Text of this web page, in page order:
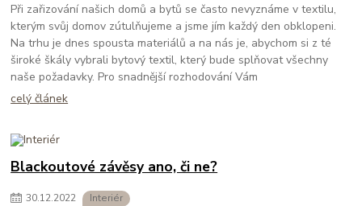
Při zařizování našich domů a bytů se často nevyznáme v textilu,
kterým svůj domov zútulňujeme a jsme jím každý den obklopeni.
Na trhu je dnes spousta materiálů a na nás je, abychom si z té
široké škály vybrali bytový textil, který bude splňovat všechny
naše požadavky. Pro snadnější rozhodování Vám
celý článek
Blackoutové závěsy ano, či ne?
30.12.2022 Interiér